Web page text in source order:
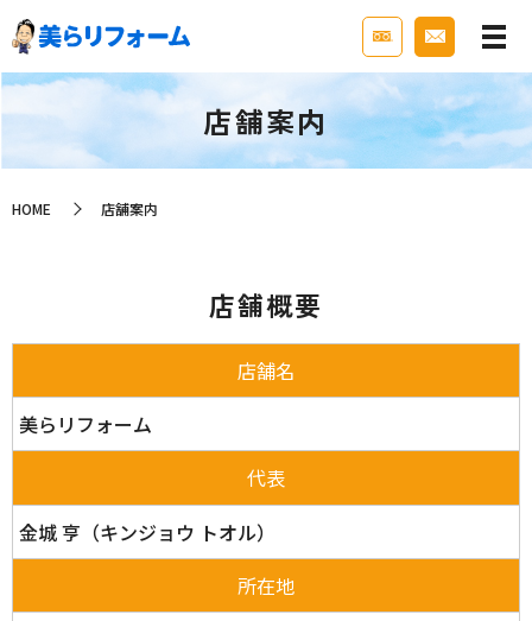
店舗案内
HOME 店舗案内
店舗概要
店舗名
美らリフォーム
代表
金城 亨（キンジョウ トオル）
所在地